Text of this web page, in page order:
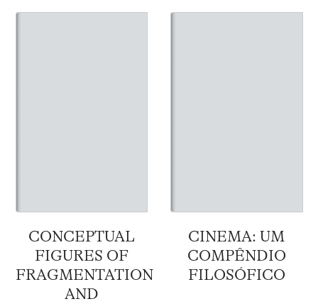
CONCEPTUAL
FIGURES OF
FRAGMENTATION
AND
CINEMA: UM
COMPÊNDIO
FILOSÓFICO